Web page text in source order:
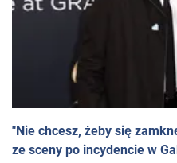
"Nie chcesz, żeby się
ze sceny po incydencie w